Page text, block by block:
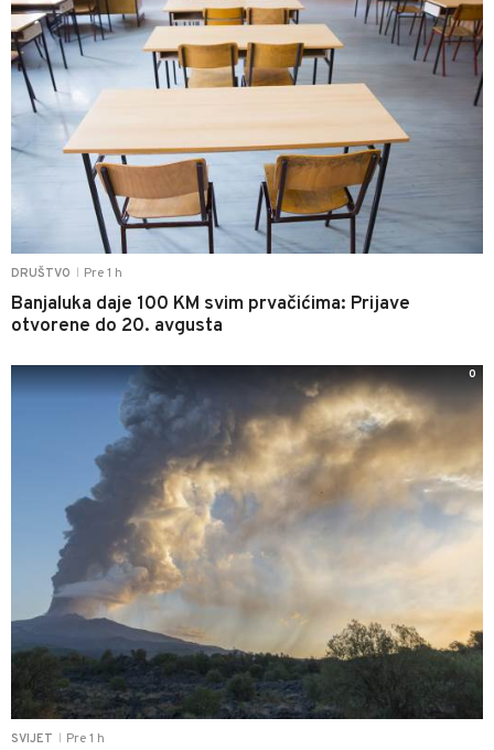
DRUŠTVO Pre 1 h
Banjaluka daje 100 KM svim prvačićima: Prijave
otvorene do 20. avgusta
SVIJET Pre 1 h
0